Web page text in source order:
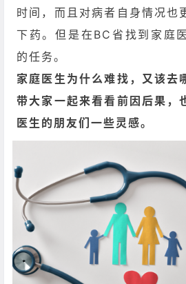
时间，而且对病者自身情况也
下药。但是在BC省找到家庭
的任务。
家庭医生为什么难找，又该去
带大家一起来看看前因后果，
医生的朋友们一些灵感。